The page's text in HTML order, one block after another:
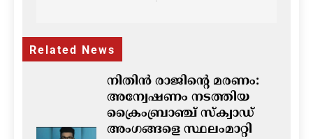
Related News
നിതിൻ രാജിന്റെ മരണം:
അന്വേഷണം നടത്തിയ
ക്രൈംബ്രാഞ്ച് സ്ക്വാഡ്
അംഗങ്ങളെ സ്ഥലംമാറ്റി